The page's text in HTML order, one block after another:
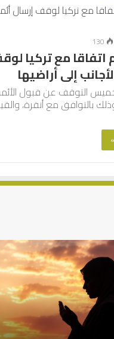
130
اتفاقا مع تركيا
إلى أراضيها
التوقف عن قبول
بالتوافق مع أنقرة،